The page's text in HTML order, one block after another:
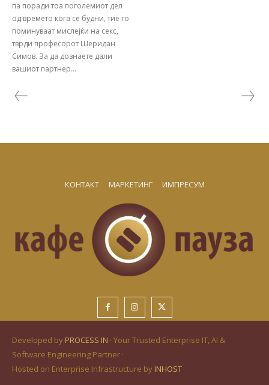
па поради тоа поголемиот дел
од времето кога се будни, тие го
поминуваат мислејќи на секс,
тврди професорот Шеридан
Симов. За да дознаете дали
вашиот партнер...
КОНТАКТ МАРКЕТИНГ ИМПРЕСУМ
Developed by PROCESS IN · Your Trusted Enterprise IT, AI &
Software Engineering Partner ·
Hosted on Enterprise Infrastructure by INHOST